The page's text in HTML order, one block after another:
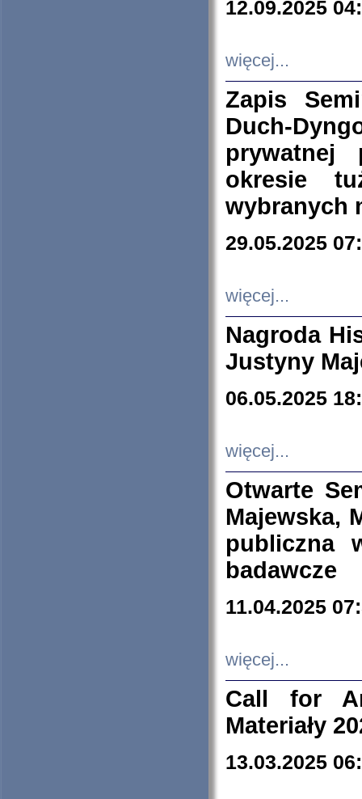
12.09.2025
więcej...
Zapis
Duch-
prywatnej
okresie
wybranych
29.05.2025
więcej...
Nagroda
Justyny
06.05.2025
więcej...
Otwarte
Majewska,
publiczna
badawcze
11.04.2025
więcej...
Call for
Materiały
13.03.2025